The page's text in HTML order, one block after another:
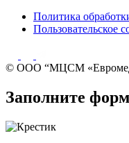
Политика
Пользовательское
© ООО “МЦСМ
Заполните